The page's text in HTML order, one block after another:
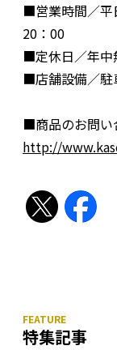
■営業時間／平
20：00
■定休日／年中
■店舗設備／駐
■商品のお問
http://
特集記事